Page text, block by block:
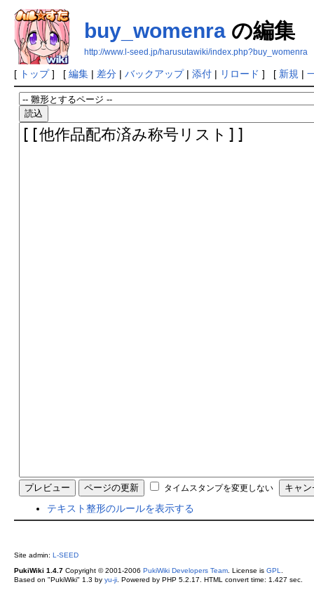
buy_womenraの編集
http://www.l-seed.jp/harusutawiki/index.php?buy_womenra
[ トップ] [ 編集| 差分| バックアップ| 添付| リロード ] [ 新規 |
タイムスタンプを変更しない
テキスト整形のルールを表示する
Site admin: L-SEED
PukiWiki 1.4.7Copyright © 2001-2006 PukiWiki Developers Team. License is GPL
Based on "PukiWiki" 1.3 by yu-ji. Powered by PHP 5.2.17. HTML convert time: 1.427 sec.